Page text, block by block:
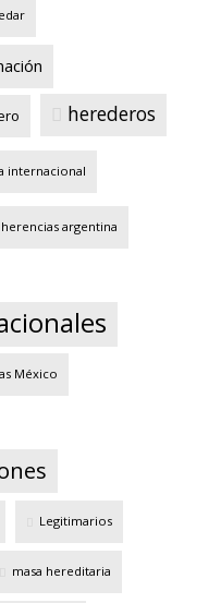
herederos
internacional
herencias argentina
México
Legitimarios
masa hereditaria